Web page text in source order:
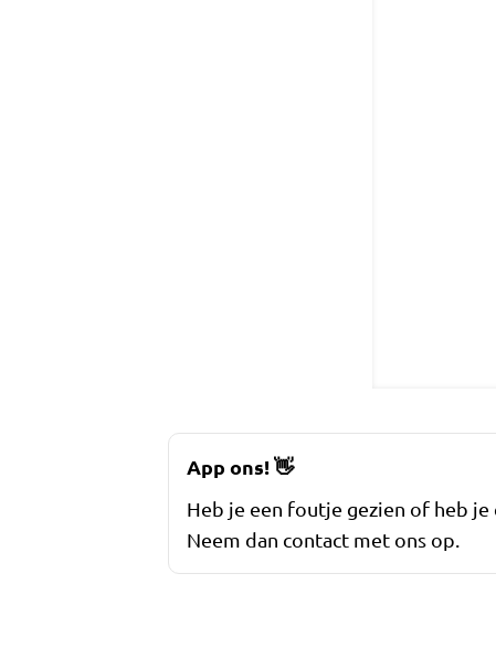
App ons!👋
Heb je een foutje gezien of heb
Neem dan contact met ons op.